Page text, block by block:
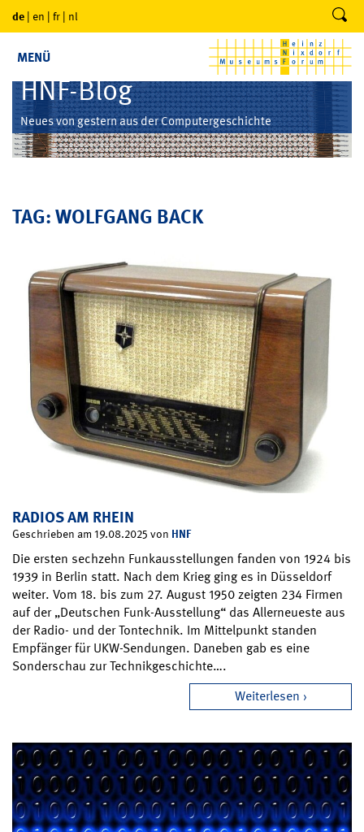
de | en | fr | nl
MENÜ
HNF-Blog
Neues von gestern aus der Computergeschichte
TAG: WOLFGANG BACK
RADIOS AM RHEIN
Geschrieben am 19.08.2025 von HNF
Die ersten sechzehn Funkausstellungen fanden von 1924 bis
1939 in Berlin statt. Nach dem Krieg ging es in Düsseldorf
weiter. Vom 18. bis zum 27. August 1950 zeigten 234 Firmen
auf der „Deutschen Funk-Ausstellung“ das Allerneueste aus
der Radio- und der Tontechnik. Im Mittelpunkt standen
Empfänger für UKW-Sendungen. Daneben gab es eine
Sonderschau zur Technikgeschichte….
Weiterlesen